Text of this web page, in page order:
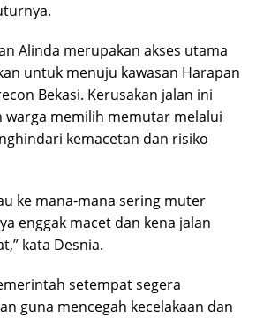
Alinda merupakan akses utama
untuk menuju kawasan Harapan
Bekasi. Kerusakan jalan ini
warga memilih memutar melalui
kemacetan dan risiko
ke mana-mana sering muter
enggak macet dan kena jalan
kata Desnia.
setempat segera
guna mencegah kecelakaan dan